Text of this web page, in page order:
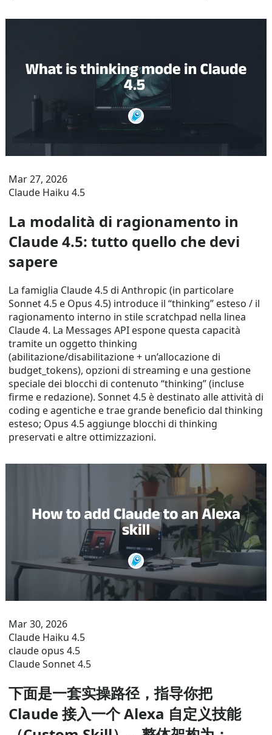
Mar 27, 2026
Claude Haiku 4.5
La modalità di ragionamento in
Claude 4.5: tutto quello che devi
sapere
La famiglia Claude 4.5 di Anthropic (in particolare
Sonnet 4.5 e Opus 4.5) introduce il “thinking” esteso / il
ragionamento interno in stile scratchpad nella linea
Claude 4. La Messages API espone questa capacità
tramite un oggetto thinking
(abilitazione/disabilitazione + un’allocazione di
budget_tokens), opzioni di streaming e una gestione
speciale dei blocchi di contenuto “thinking” (incluse
firme e redazione). Sonnet 4.5 è destinato alle attività di
coding e agentiche e trae grande beneficio dal thinking
esteso; Opus 4.5 aggiunge blocchi di thinking
preservati e altre ottimizzazioni.
Mar 30, 2026
Claude Haiku 4.5
claude opus 4.5
Claude Sonnet 4.5
下面是一套实操路径，指导你把
Claude 接入一个 Alexa 自定义技能